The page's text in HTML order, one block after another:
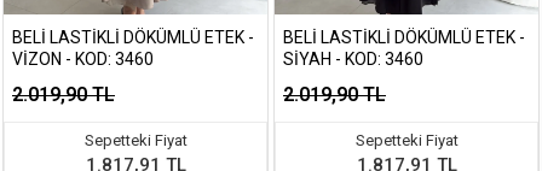
BELI LASTIKLI DÖKÜMLÜ ETEK -
VIZON - KOD: 3460
2.019,90 TL
Sepetteki Fiyat
1.817,91 TL
BELI LASTIKLI DÖKÜMLÜ ETEK -
SIYAH - KOD: 3460
2.019,90 TL
Sepetteki Fiyat
1.817,91 TL